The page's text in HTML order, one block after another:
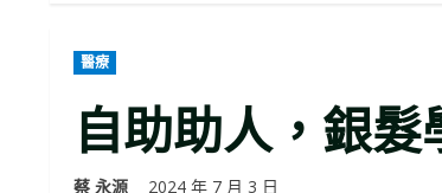
醫療
自助助人，銀
蔡 永源 2024 年 7 月 3 日